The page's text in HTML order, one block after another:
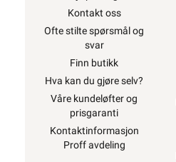
1100W
1200W
1350W
Kontakt oss
Ofte stilte spørsmål og
svar
Finn butikk
Hva kan du gjøre selv?
Våre kundeløfter og
prisgaranti
Kontaktinformasjon
Proff avdeling